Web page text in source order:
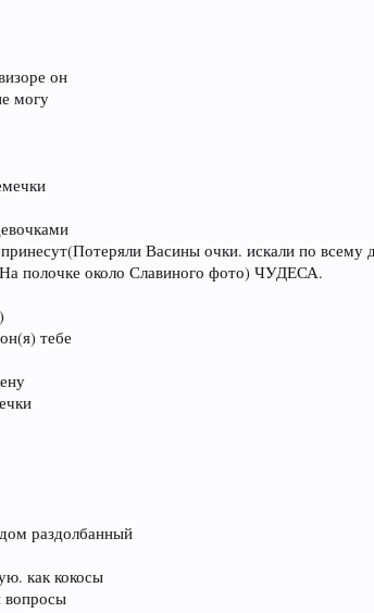
он
могу
Васины очки. искали по
полочке около Славиного фото) ЧУДЕСА.
тебе
раздолбанный
как кокосы
вопросы